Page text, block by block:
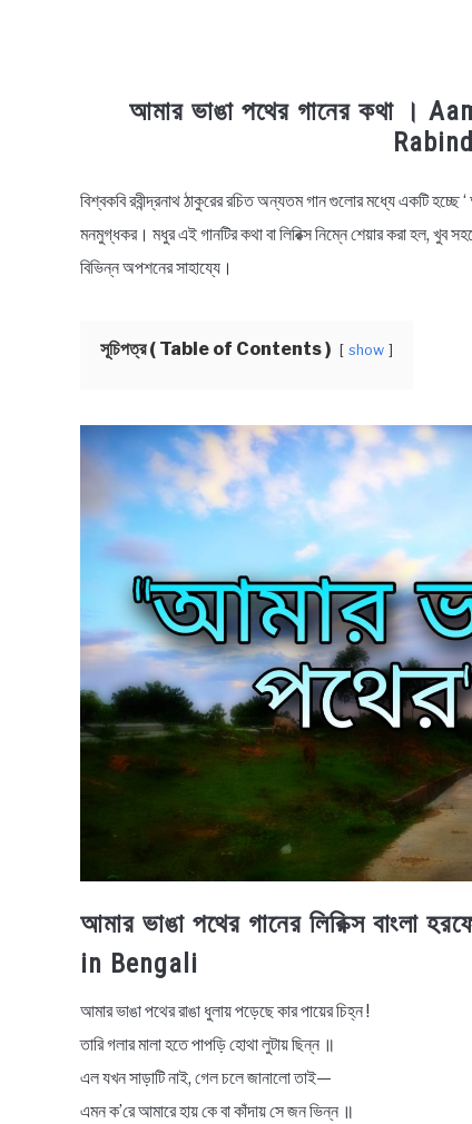
আমার ভাঙা পথের গানের কথা ।
in
Bengali
Lyrics
বিশ্বকবি রবীন্দ্রনাথ ঠাকুরের রচিত অন্যতম গান গুলোর মধ্যে একটি হচ্ছে
মনমুগ্ধকর। মধুর এই গানটির কথা বা লিরিক্স নিম্নে শেয়ার করা হল, খুব
বিভিন্ন অপশনের সাহায্যে।
সূচিপত্র ( Table of Contents ) show
আমার ভাঙা পথের গানের লিরিক্স
in Bengali
আমার ভাঙা পথের রাঙা ধুলায় পড়েছে কার পায়ের চিহ্ন !
তারি গলার মালা হতে পাপড়ি হোথা লুটায় ছিন্ন ॥
এল যখন সাড়াটি নাই, গেল চলে জানালো তাই—
এমন ক’রে আমারে হায় কে বা কাঁদায় সে জন ভিন্ন ॥